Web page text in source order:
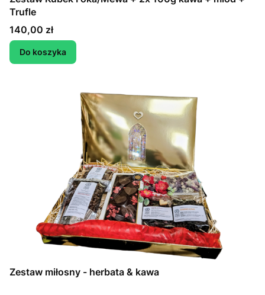
Trufle
Cena
140,00 zł
Do koszyka
Zestaw miłosny - herbata & kawa